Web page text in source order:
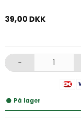
39,00 DKK
-
På lager